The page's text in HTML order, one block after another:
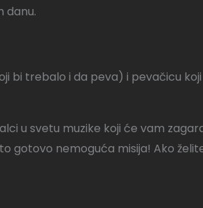
danu.
bi trebalo i da peva) i pevačicu
u svetu muzike koji će vam
gotovo nemoguća misija! Ako